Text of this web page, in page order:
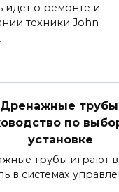
идет о ремонте и
техники John
Дренажные
по
установке
трубы играют
в системах